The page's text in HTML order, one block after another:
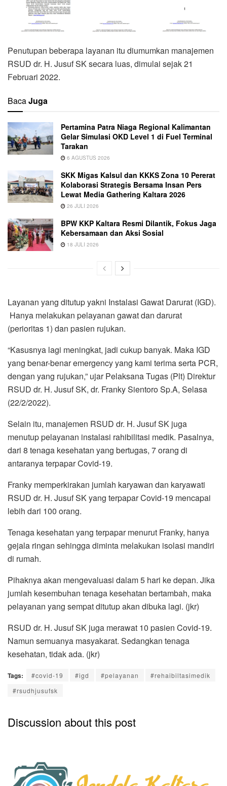
Penutupan beberapa layanan itu diumumkan manajemen
RSUD dr. H. Jusuf SK secara luas, dimulai sejak 21
Februari 2022.
BacaJuga
Pertamina Patra Niaga Regional Kalimantan
Gelar Simulasi OKD Level 1 di Fuel Terminal
Tarakan
6 AGUSTUS 2026
SKK Migas Kalsul dan KKKS Zona 10 Pererat
Kolaborasi Strategis Bersama Insan Pers
Lewat Media Gathering Kaltara 2026
26 JULI 2026
BPW KKP Kaltara Resmi Dilantik, Fokus Jaga
Kebersamaan dan Aksi Sosial
18 JULI 2026
Layanan yang ditutup yakni Instalasi Gawat Darurat (IGD).
Hanya melakukan pelayanan gawat dan darurat
(perioritas 1) dan pasien rujukan.
“Kasusnya lagi meningkat, jadi cukup banyak. Maka IGD
yang benar-benar emergency yang kami terima serta PCR,
dengan yang rujukan,” ujar Pelaksana Tugas (Plt) Direktur
RSUD dr. H. Jusuf SK, dr. Franky Sientoro Sp.A, Selasa
(22/2/2022).
Selain itu, manajemen RSUD dr. H. Jusuf SK juga
menutup pelayanan instalasi rahibilitasi medik. Pasalnya,
dari 8 tenaga kesehatan yang bertugas, 7 orang di
antaranya terpapar Covid-19.
Franky memperkirakan jumlah karyawan dan karyawati
RSUD dr. H. Jusuf SK yang terpapar Covid-19 mencapai
lebih dari 100 orang.
Tenaga kesehatan yang terpapar menurut Franky, hanya
gejala ringan sehingga diminta melakukan isolasi mandiri
di rumah.
Pihaknya akan mengevaluasi dalam 5 hari ke depan. Jika
jumlah kesembuhan tenaga kesehatan bertambah, maka
pelayanan yang sempat ditutup akan dibuka lagi. (jkr)
RSUD dr. H. Jusuf SK juga merawat 10 pasien Covid-19.
Namun semuanya masyakarat. Sedangkan tenaga
kesehatan, tidak ada. (jkr)
Tags: #covid-19 #igd #pelayanan
#rehaibiltasimedik
#rsudhjusufsk
Discussion about this post